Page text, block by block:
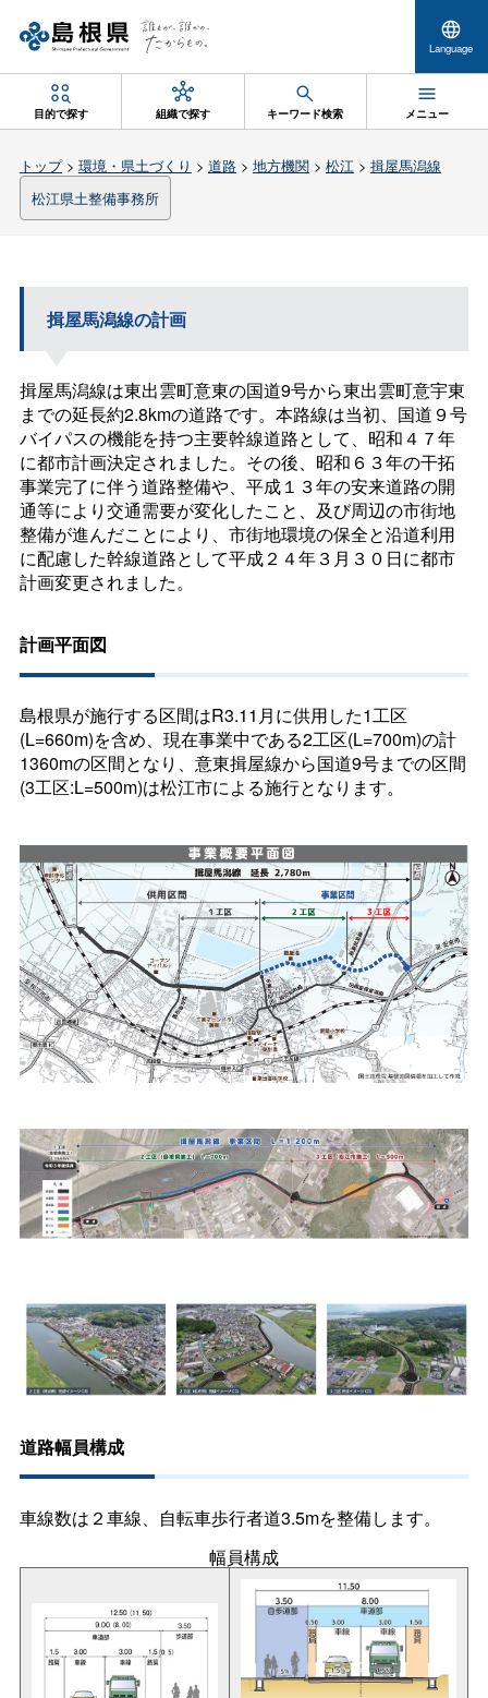
Language
目的で探す 組織で探す キーワード検索 メニュー
トップ> 環境・県土づくり > 道路> 地方機関> 松江> 揖屋馬潟線
松江県土整備事務所
揖屋馬潟線の計画
揖屋馬潟線は東出雲町意東の国道9号から東出雲町意宇東
までの延長約2.8kmの道路です。本路線は当初、国道９号
バイパスの機能を持つ主要幹線道路として、昭和４７年
に都市計画決定されました。その後、昭和６３年の干拓
事業完了に伴う道路整備や、平成１３年の安来道路の開
通等により交通需要が変化したこと、及び周辺の市街地
整備が進んだことにより、市街地環境の保全と沿道利用
に配慮した幹線道路として平成２４年３月３０日に都市
計画変更されました。
計画平面図
島根県が施行する区間はR3.11月に供用した1工区
(L=660m)を含め、現在事業中である2工区(L=700m)の計
1360mの区間となり、意東揖屋線から国道9号までの区間
(3工区:L=500m)は松江市による施行となります。
道路幅員構成
車線数は２車線、自転車歩行者道3.5mを整備します。
幅員構成